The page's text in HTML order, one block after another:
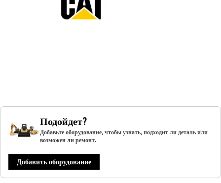
Подойдет?
Добавьте оборудование, чтобы узнать, подходит ли деталь или
возможен ли ремонт.
Добавить оборудование